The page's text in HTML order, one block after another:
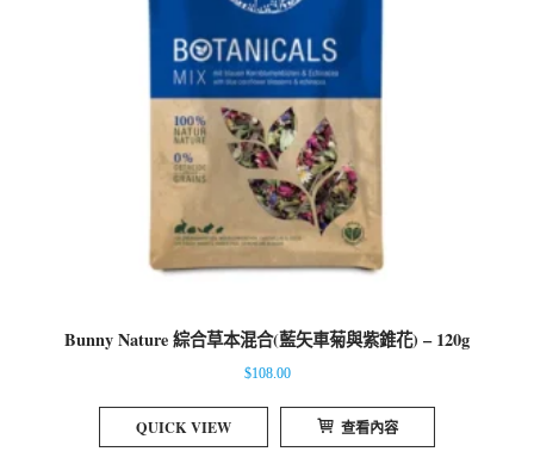
Bunny Nature 綜合草本混合(藍矢車菊與紫錐花) – 120g
$108.00
QUICK VIEW 查看內容